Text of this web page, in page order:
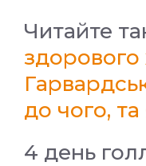
Читайте
здорового
до чого, та
4 день